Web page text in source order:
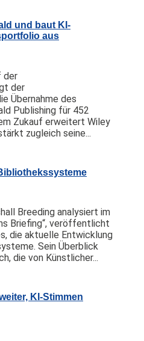
und baut KI-
aus
der
der
Übernahme des
Publishing für 452
Zukauf erweitert Wiley
zugleich seine...
Breeding analysiert im
Briefing“, veröffentlicht
die aktuelle Entwicklung
Sein Überblick
die von Künstlicher...
KI-Stimmen